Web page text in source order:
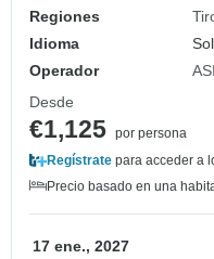
Regiones
Idioma
Operador
Desde
€1,125 por persona
Regístrate para acceder a
Precio basado en una
17 ene., 2027